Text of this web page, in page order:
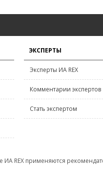
ЭКСПЕРТЫ
Эксперты ИА REX
Комментарии экспертов
Стать экспертом
REX применяются